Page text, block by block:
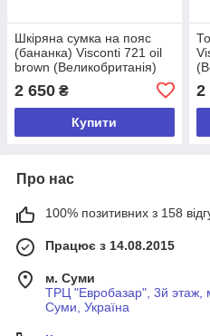
Шкіряна сумка на пояс
(бананка) Visconti 721 oil
brown (Великобританія)
2 650 ₴
Купити
2
Про нас
100% позитивних з 158
Працює з 14.08.2015
м. Суми
ТРЦ "Евробазар", 3й этаж,
Суми, Україна